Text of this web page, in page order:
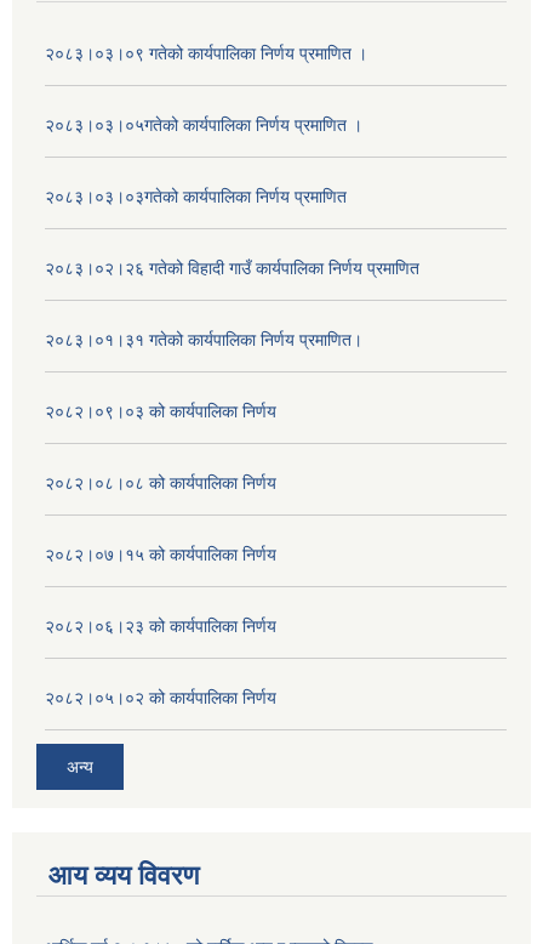
२०८३।०३।०९ गतेको कार्यपालिका निर्णय प्रमाणित ।
२०८३।०३।०५गतेको कार्यपालिका निर्णय प्रमाणित ।
२०८३।०३।०३गतेको कार्यपालिका निर्णय प्रमाणित
२०८३।०२।२६ गतेको विहादी गाउँ कार्यपालिका निर्णय प्रमाणित
२०८३।०१।३१ गतेको कार्यपालिका निर्णय प्रमाणित।
२०८२।०९।०३ को कार्यपालिका निर्णय
२०८२।०८।०८ को कार्यपालिका निर्णय
२०८२।०७।१५ को कार्यपालिका निर्णय
२०८२।०६।२३ को कार्यपालिका निर्णय
२०८२।०५।०२ को कार्यपालिका निर्णय
अन्य
आय व्यय विवरण